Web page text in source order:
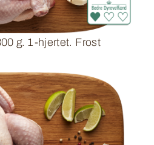
g. 1-hjertet. Frost